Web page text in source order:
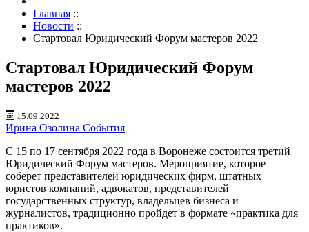
Главная ::
Новости ::
Стартовал Юридический Форум мастеров 2022
Стартовал Юридический Форум
мастеров 2022
15.09.2022
Ирина Озолина События
С 15 по 17 сентября 2022 года в Воронеже состоится третий
Юридический Форум мастеров. Мероприятие, которое
соберет представителей юридических фирм, штатных
юристов компаний, адвокатов, представителей
государственных структур, владельцев бизнеса и
журналистов, традиционно пройдет в формате «практика для
практиков».